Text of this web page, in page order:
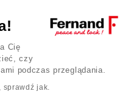

Cię
czy
podczas przeglądania.
sprawdź jak.